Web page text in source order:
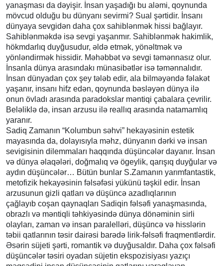
yanaşması da dəyişir. İnsan yaşadığı bu aləmi, qoynunda
mövcud olduğu bu dünyanı sevirmi? Sual şərtidir. İnsanı
dünyaya sevgidən daha çox sahiblənmək hissi bağlayır.
Sahiblənməkdə isə sevgi yaşanmır. Sahiblənmək hakimlik,
hökmdarlıq duyğusudur, əldə etmək, yönəltmək və
yönləndirmək hissidir. Məhəbbət və sevgi təmənnasız olur.
İnsanla dünya arasındakı münasibətlər isə təmənnalıdır.
İnsan dünyadan çox şey tələb edir, ala bilməyəndə fəlakət
yaşanır, insanı hifz edən, qoynunda bəsləyən dünya ilə
onun övladı arasında paradokslar məntiqi çabalara çevrilir.
Beləliklə də, insan arzusu ilə reallıq arasında natamamlıq
yaranır.
Sadiq Zamanın “Kolumbun səhvi” hekayəsinin estetik
mayasında da, dolayısıyla məhz, dünyanın dərki və insan
sevigisinin dilemmaları haqqında düşüncələr dayanır. İnsan
və dünya əlaqələri, doğmalıq və ögeylik, qarışıq duyğular və
aydın düşüncələr… Bütün bunlar S.Zamanın yarımfantastik,
metofizik hekayəsinin fəlsəfəsi yükünü təşkil edir. İnsan
arzusunun gizli qatları və düşüncə azadlıqlarının
çağlayıb coşan qaynaqları Sadiqin fəlsəfi yanaşmasında,
obrazlı və məntiqli təhkiyəsində dünya dönəminin sirli
olayları, zaman və insan paralelləri, düşüncə və hisslərin
təbii qatlarının təsir dairəsi barədə lirik-fəlsəfi fraqmentlərdir.
Əsərin süjeti şərti, romantik və duyğusaldır. Daha çox fəlsəfi
düşüncələr təsiri oyadan süjetin ekspozisiyası yazıçı